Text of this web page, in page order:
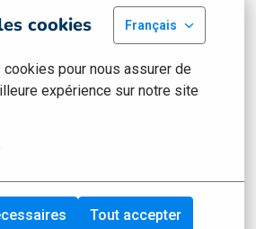
cookies Français
pour nous assurer de
expérience sur notre site
Tout accepter
nicht verfügbar
aktualisieren
Job teilen